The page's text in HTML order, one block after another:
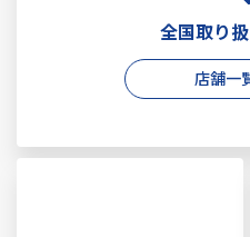
全国取り
店舗一